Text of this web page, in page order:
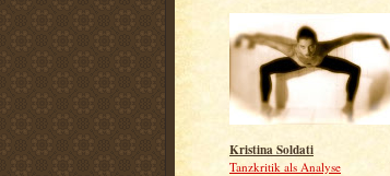
Kristina Soldati
Tanzkritik als Analyse